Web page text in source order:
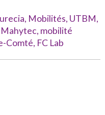
, Mobilités, UTBM,
Mahytec, mobilité
Comté, FC Lab